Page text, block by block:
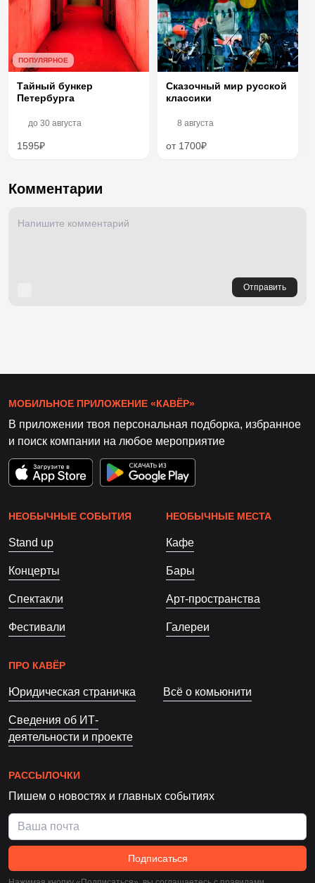
ПОПУЛЯРНОЕ
Тайный бункер
Петербурга
до 30 августа
1595₽
Сказочный мир русской
классики
8 августа
от 1700₽
Комментарии
Отправить
МОБИЛЬНОЕ ПРИЛОЖЕНИЕ «КАВЁР»
В приложении твоя персональная подборка, избранное
и поиск компании на любое мероприятие
НЕОБЫЧНЫЕ СОБЫТИЯ
Stand up
Концерты
Спектакли
Фестивали
НЕОБЫЧНЫЕ МЕСТА
Кафе
Бары
Арт-пространства
Галереи
ПРО КАВЁР
Юридическая страничка Всё о комьюнити
Сведения об ИТ-
деятельности и проекте
РАССЫЛОЧКИ
Пишем о новостях и главных событиях
Подписаться